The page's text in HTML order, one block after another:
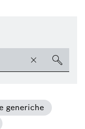
generiche